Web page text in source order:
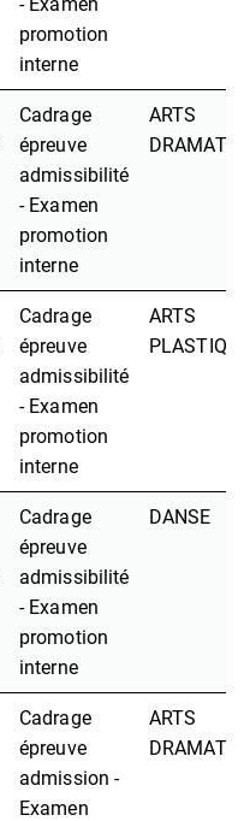
promotion
interne
Cadrage
épreuve
admissibilité
- Examen
promotion
interne
ARTS
Cadrage
épreuve
admissibilité
- Examen
promotion
interne
ARTS
Cadrage
épreuve
admissibilité
- Examen
promotion
interne
DANSE
Cadrage
épreuve
admission -
Examen
ARTS